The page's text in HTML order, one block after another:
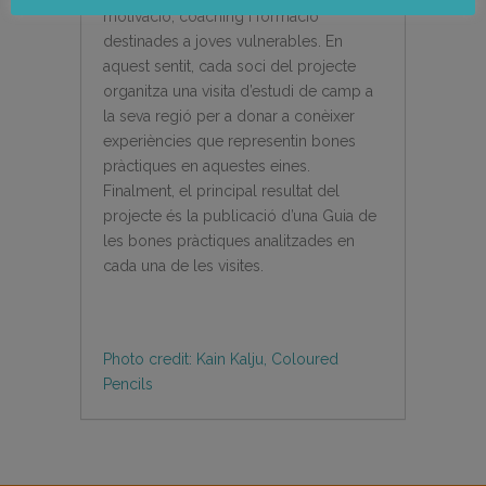
motivació, coaching i formació
destinades a joves vulnerables. En
aquest sentit, cada soci del projecte
organitza una visita d’estudi de camp a
la seva regió per a donar a conèixer
experiències que representin bones
pràctiques en aquestes eines.
Finalment, el principal resultat del
projecte és la publicació d’una Guia de
les bones pràctiques analitzades en
cada una de les visites.
Photo credit: Kain Kalju, Coloured
Pencils